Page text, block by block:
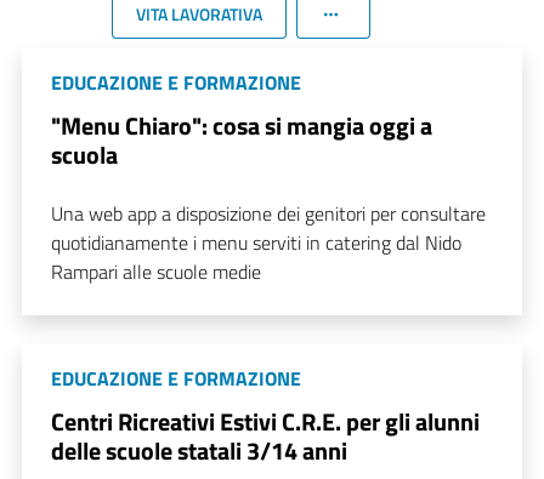
VITA LAVORATIVA
EDUCAZIONE E FORMAZIONE
"Menu Chiaro": cosa si mangia oggi a
scuola
Una web app a disposizione dei genitori per consultare
quotidianamente i menu serviti in catering dal Nido
Rampari alle scuole medie
EDUCAZIONE E FORMAZIONE
Centri Ricreativi Estivi C.R.E. per gli alunni
delle scuole statali 3/14 anni